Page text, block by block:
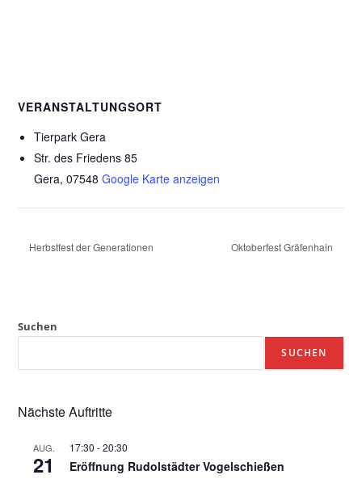
VERANSTALTUNGSORT
Tierpark Gera
Str. des Friedens 85
Gera, 07548 Google Karte anzeigen
Herbstfest der Generationen Oktoberfest Gräfenhain
Suchen
SUCHEN
Nächste Auftritte
AUG.
21
17:30 -20:30
Eröffnung Rudolstädter Vogelschießen